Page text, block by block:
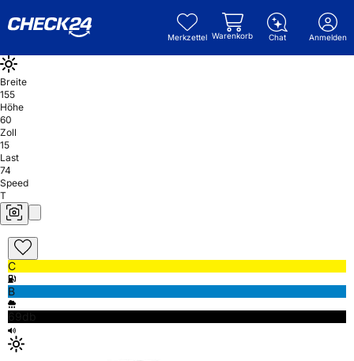
Merkzettel Warenkorb Chat Anmelden
Breite
155
Höhe
60
Zoll
15
Last
74
Speed
T
C
B
69db